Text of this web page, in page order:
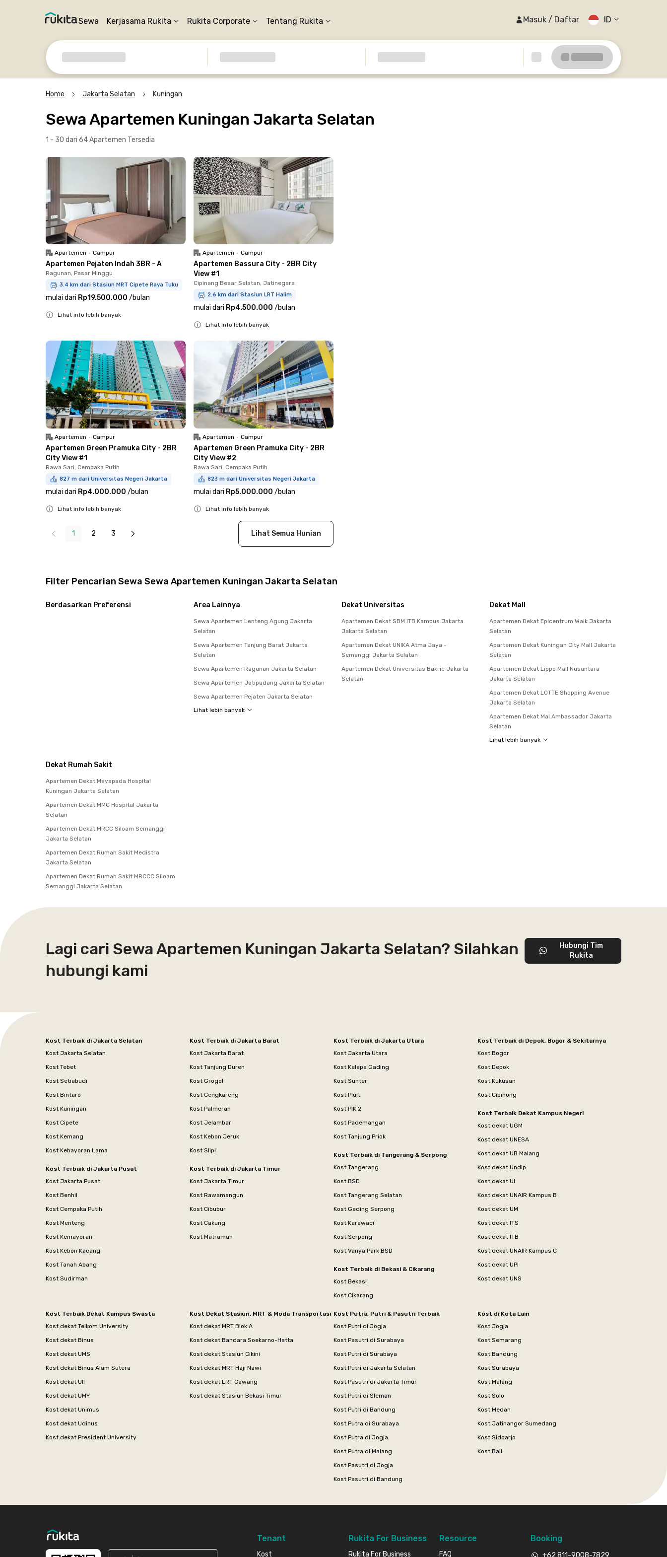
Sewa Kerjasama Rukita Rukita Corporate Tentang Rukita Masuk / Daftar ID
Home Jakarta Selatan Kuningan
Sewa Apartemen Kuningan Jakarta Selatan
1 - 30 dari 64 Apartemen Tersedia
Apartemen • Campur
Apartemen Pejaten Indah 3BR - A
Ragunan, Pasar Minggu
3.4 km dari Stasiun MRT Cipete Raya Tuku
mulai dari Rp19.500.000 /bulan
Lihat info lebih banyak
Apartemen • Campur
Apartemen Bassura City - 2BR City
View #1
Cipinang Besar Selatan, Jatinegara
2.6 km dari Stasiun LRT Halim
mulai dari Rp4.500.000 /bulan
Lihat info lebih banyak
Apartemen • Campur
Apartemen Green Pramuka City - 2BR
City View #1
Rawa Sari, Cempaka Putih
827 m dari Universitas Negeri Jakarta
mulai dari Rp4.000.000 /bulan
Lihat info lebih banyak
Apartemen • Campur
Apartemen Green Pramuka City - 2BR
City View #2
Rawa Sari, Cempaka Putih
823 m dari Universitas Negeri Jakarta
mulai dari Rp5.000.000 /bulan
Lihat info lebih banyak
1 2 3 Lihat Semua Hunian
Filter Pencarian Sewa Sewa Apartemen Kuningan Jakarta Selatan
Berdasarkan Preferensi Area Lainnya
Sewa Apartemen Lenteng Agung Jakarta
Selatan
Sewa Apartemen Tanjung Barat Jakarta
Selatan
Sewa Apartemen Ragunan Jakarta Selatan
Sewa Apartemen Jatipadang Jakarta Selatan
Sewa Apartemen Pejaten Jakarta Selatan
Lihat lebih banyak
Dekat Universitas
Apartemen Dekat SBM ITB Kampus Jakarta
Jakarta Selatan
Apartemen Dekat UNIKA Atma Jaya -
Semanggi Jakarta Selatan
Apartemen Dekat Universitas Bakrie Jakarta
Selatan
Dekat Mall
Apartemen Dekat Epicentrum Walk Jakarta
Selatan
Apartemen Dekat Kuningan City Mall Jakarta
Selatan
Apartemen Dekat Lippo Mall Nusantara
Jakarta Selatan
Apartemen Dekat LOTTE Shopping Avenue
Jakarta Selatan
Apartemen Dekat Mal Ambassador Jakarta
Selatan
Lihat lebih banyak
Dekat Rumah Sakit
Apartemen Dekat Mayapada Hospital
Kuningan Jakarta Selatan
Apartemen Dekat MMC Hospital Jakarta
Selatan
Apartemen Dekat MRCC Siloam Semanggi
Jakarta Selatan
Apartemen Dekat Rumah Sakit Medistra
Jakarta Selatan
Apartemen Dekat Rumah Sakit MRCCC Siloam
Semanggi Jakarta Selatan
Lagi cari Sewa Apartemen Kuningan Jakarta Selatan? Silahkan
hubungi kami
Hubungi Tim
Rukita
Kost Terbaik di Jakarta Selatan
Kost Jakarta Selatan
Kost Tebet
Kost Setiabudi
Kost Bintaro
Kost Kuningan
Kost Cipete
Kost Kemang
Kost Kebayoran Lama
Kost Terbaik di Jakarta Pusat
Kost Jakarta Pusat
Kost Benhil
Kost Cempaka Putih
Kost Menteng
Kost Kemayoran
Kost Kebon Kacang
Kost Tanah Abang
Kost Sudirman
Kost Terbaik di Jakarta Barat
Kost Jakarta Barat
Kost Tanjung Duren
Kost Grogol
Kost Cengkareng
Kost Palmerah
Kost Jelambar
Kost Kebon Jeruk
Kost Slipi
Kost Terbaik di Jakarta Timur
Kost Jakarta Timur
Kost Rawamangun
Kost Cibubur
Kost Cakung
Kost Matraman
Kost Terbaik di Jakarta Utara
Kost Jakarta Utara
Kost Kelapa Gading
Kost Sunter
Kost Pluit
Kost PIK 2
Kost Pademangan
Kost Tanjung Priok
Kost Terbaik di Tangerang & Serpong
Kost Tangerang
Kost BSD
Kost Tangerang Selatan
Kost Gading Serpong
Kost Karawaci
Kost Serpong
Kost Vanya Park BSD
Kost Terbaik di Bekasi & Cikarang
Kost Bekasi
Kost Cikarang
Kost Terbaik di Depok, Bogor & Sekitarnya
Kost Bogor
Kost Depok
Kost Kukusan
Kost Cibinong
Kost Terbaik Dekat Kampus Negeri
Kost dekat UGM
Kost dekat UNESA
Kost dekat UB Malang
Kost dekat Undip
Kost dekat UI
Kost dekat UNAIR Kampus B
Kost dekat UM
Kost dekat ITS
Kost dekat ITB
Kost dekat UNAIR Kampus C
Kost dekat UPI
Kost dekat UNS
Kost Terbaik Dekat Kampus Swasta
Kost dekat Telkom University
Kost dekat Binus
Kost dekat UMS
Kost dekat Binus Alam Sutera
Kost dekat UII
Kost dekat UMY
Kost dekat Unimus
Kost dekat Udinus
Kost dekat President University
Kost Dekat Stasiun, MRT & Moda Transportasi
Kost dekat MRT Blok A
Kost dekat Bandara Soekarno-Hatta
Kost dekat Stasiun Cikini
Kost dekat MRT Haji Nawi
Kost dekat LRT Cawang
Kost dekat Stasiun Bekasi Timur
Kost Putra, Putri & Pasutri Terbaik
Kost Putri di Jogja
Kost Pasutri di Surabaya
Kost Putri di Surabaya
Kost Putri di Jakarta Selatan
Kost Pasutri di Jakarta Timur
Kost Putri di Sleman
Kost Putri di Bandung
Kost Putra di Surabaya
Kost Putra di Jogja
Kost Putra di Malang
Kost Pasutri di Jogja
Kost Pasutri di Bandung
Kost di Kota Lain
Kost Jogja
Kost Semarang
Kost Bandung
Kost Surabaya
Kost Malang
Kost Solo
Kost Medan
Kost Jatinangor Sumedang
Kost Sidoarjo
Kost Bali
Tenant
Kost
Rukita For Business
Rukita For Business
Resource
FAQ
Booking
+62 811-9008-7829